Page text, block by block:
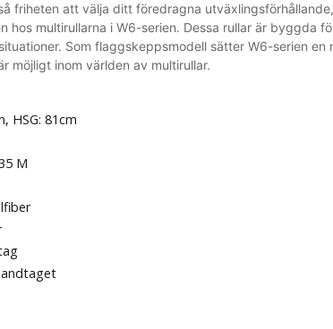
friheten att välja ditt föredragna
hos multirullarna i W6-serien. Dessa rullar är
Som flaggskeppsmodell sätter W6-serien
möjligt inom världen av multirullar.
HSG: 81cm
M